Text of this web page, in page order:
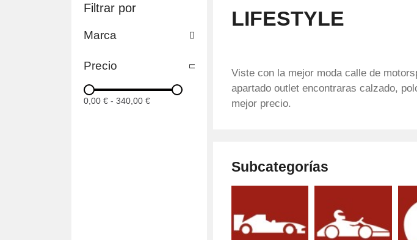
Filtrar por
Marca
Precio
0,00 € - 340,00 €
LIFESTYLE
Viste con la mejor moda calle de
apartado outlet encontraras calzado,
mejor precio.
Subcategorías